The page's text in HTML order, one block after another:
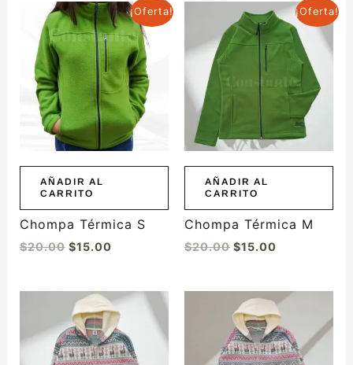
¡Oferta!
AÑADIR AL
CARRITO
Chompa Térmica S
$20.00
El
precio
original
era:
$20.00.
$15.00
El
precio
actual
es:
$15.00.
¡Oferta!
AÑADIR AL
CARRITO
Chompa Térmica M
$20.00
precio
original
$20.00.
$15.00
El
precio
actual
es:
$15.00.